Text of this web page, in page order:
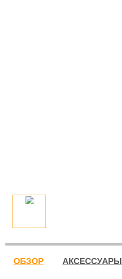
ОБЗОР АКСЕССУАРЫ